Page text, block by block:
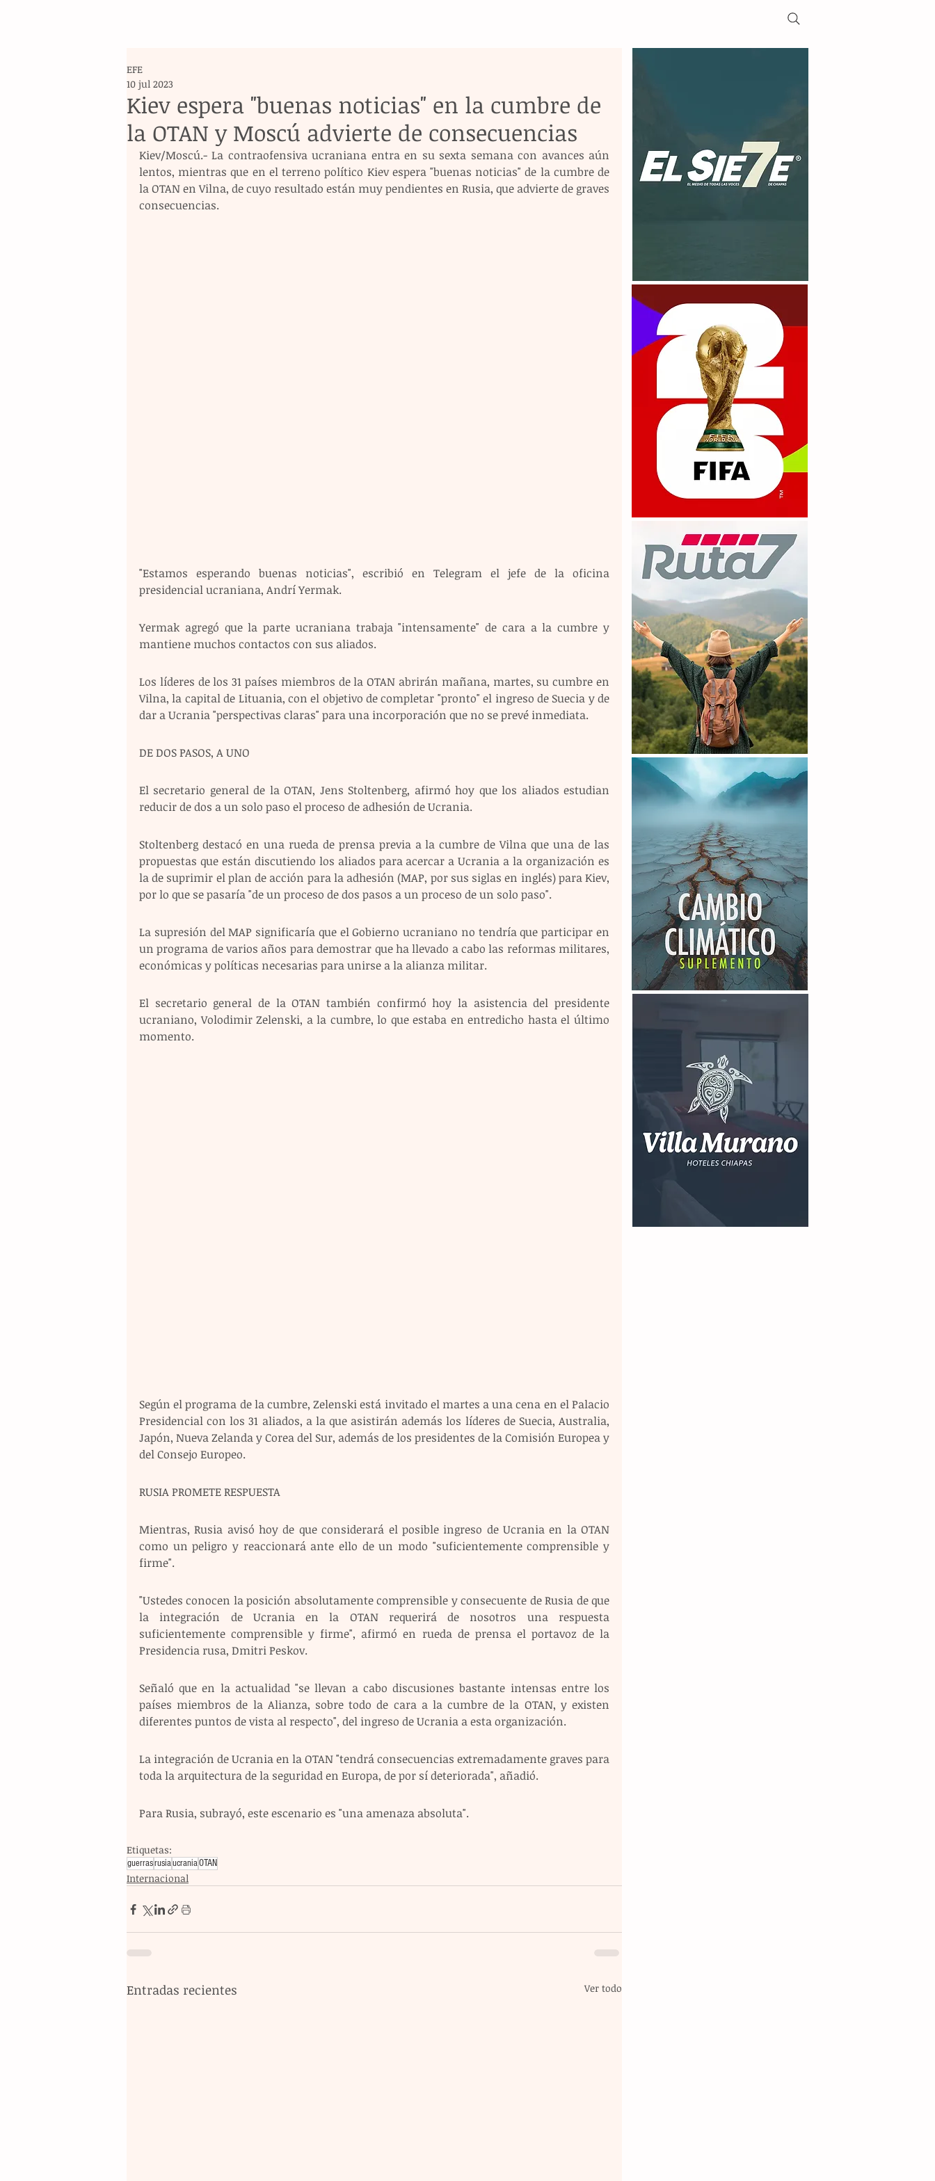
Kiev espera "buenas noticias" en la cumbre de
la OTAN y Moscú advierte de consecuencias
EFE
10 jul 2023
Kiev/Moscú.- La contraofensiva ucraniana entra en su sexta semana con avances aún
lentos, mientras que en el terreno político Kiev espera "buenas noticias" de la cumbre de
la OTAN en Vilna, de cuyo resultado están muy pendientes en Rusia, que advierte de graves
consecuencias.
"Estamos esperando buenas noticias", escribió en Telegram el jefe de la oficina
presidencial ucraniana, Andrí Yermak.
Yermak agregó que la parte ucraniana trabaja "intensamente" de cara a la cumbre y
mantiene muchos contactos con sus aliados.
Los líderes de los 31 países miembros de la OTAN abrirán mañana, martes, su cumbre en
Vilna, la capital de Lituania, con el objetivo de completar "pronto" el ingreso de Suecia y de
dar a Ucrania "perspectivas claras" para una incorporación que no se prevé inmediata.
DE DOS PASOS, A UNO
El secretario general de la OTAN, Jens Stoltenberg, afirmó hoy que los aliados estudian
reducir de dos a un solo paso el proceso de adhesión de Ucrania.
Stoltenberg destacó en una rueda de prensa previa a la cumbre de Vilna que una de las
propuestas que están discutiendo los aliados para acercar a Ucrania a la organización es
la de suprimir el plan de acción para la adhesión (MAP, por sus siglas en inglés) para Kiev,
por lo que se pasaría "de un proceso de dos pasos a un proceso de un solo paso".
La supresión del MAP significaría que el Gobierno ucraniano no tendría que participar en
un programa de varios años para demostrar que ha llevado a cabo las reformas militares,
económicas y políticas necesarias para unirse a la alianza militar.
El secretario general de la OTAN también confirmó hoy la asistencia del presidente
ucraniano, Volodimir Zelenski, a la cumbre, lo que estaba en entredicho hasta el último
momento.
Según el programa de la cumbre, Zelenski está invitado el martes a una cena en el Palacio
Presidencial con los 31 aliados, a la que asistirán además los líderes de Suecia, Australia,
Japón, Nueva Zelanda y Corea del Sur, además de los presidentes de la Comisión Europea y
del Consejo Europeo.
RUSIA PROMETE RESPUESTA
Mientras, Rusia avisó hoy de que considerará el posible ingreso de Ucrania en la OTAN
como un peligro y reaccionará ante ello de un modo "suficientemente comprensible y
firme".
"Ustedes conocen la posición absolutamente comprensible y consecuente de Rusia de que
la integración de Ucrania en la OTAN requerirá de nosotros una respuesta
suficientemente comprensible y firme", afirmó en rueda de prensa el portavoz de la
Presidencia rusa, Dmitri Peskov.
Señaló que en la actualidad "se llevan a cabo discusiones bastante intensas entre los
países miembros de la Alianza, sobre todo de cara a la cumbre de la OTAN, y existen
diferentes puntos de vista al respecto", del ingreso de Ucrania a esta organización.
La integración de Ucrania en la OTAN "tendrá consecuencias extremadamente graves para
toda la arquitectura de la seguridad en Europa, de por sí deteriorada", añadió.
Para Rusia, subrayó, este escenario es "una amenaza absoluta".
Etiquetas:
guerrasrusiaucraniaOTAN
Internacional
Entradas recientes Ver todo